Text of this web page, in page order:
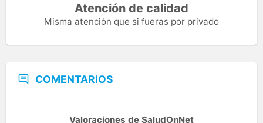
Atención de calidad
Misma atención que si fueras por privado
COMENTARIOS
Valoraciones de SaludOnNet